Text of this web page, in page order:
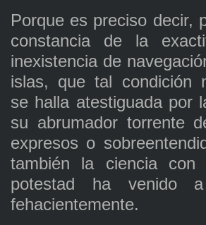
Porque es preciso decir,
constancia de la
inexistencia de
islas, que tal condición
se halla atestiguada por
su abrumador torrente
expresos o
también la ciencia con
potestad ha venido a
fehacientemente.